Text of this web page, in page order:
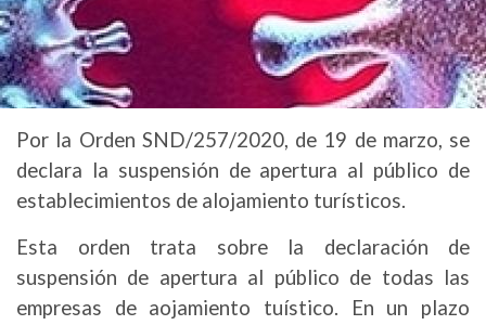
Por la Orden SND/257/2020, de 19 de marzo, se
declara la suspensión de apertura al público de
establecimientos de alojamiento turísticos.
Esta orden trata sobre la declaración de
suspensión de apertura al público de todas las
empresas de aojamiento tuístico. En un plazo